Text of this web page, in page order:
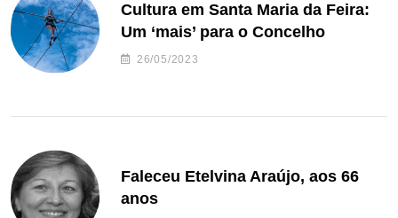
Cultura em Santa Maria da Feira:
Um ‘mais’ para o Concelho
26/05/2023
Faleceu Etelvina Araújo, aos 66
anos